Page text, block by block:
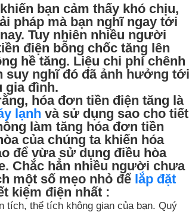
bạn cảm thấy khó chịu,
pháp mà bạn nghĩ ngay tới
Tuy nhiên nhiều người
điện bỗng chốc tăng lên
hề tăng. Liệu chi phí chênh
suy nghĩ đó đã ảnh hưởng tới
gia đình.
hóa đơn tiền điện tăng là
lạnh và sử dụng sao cho tiết
làm tăng hóa đơn tiền
của chúng ta khiến hóa
để vừa sử dụng điều hòa
Chắc hẳn nhiều người chưa
một số mẹo nhỏ để lắp đặt
kiệm điện nhất :
tích, thể tích không gian của bạn. Quý